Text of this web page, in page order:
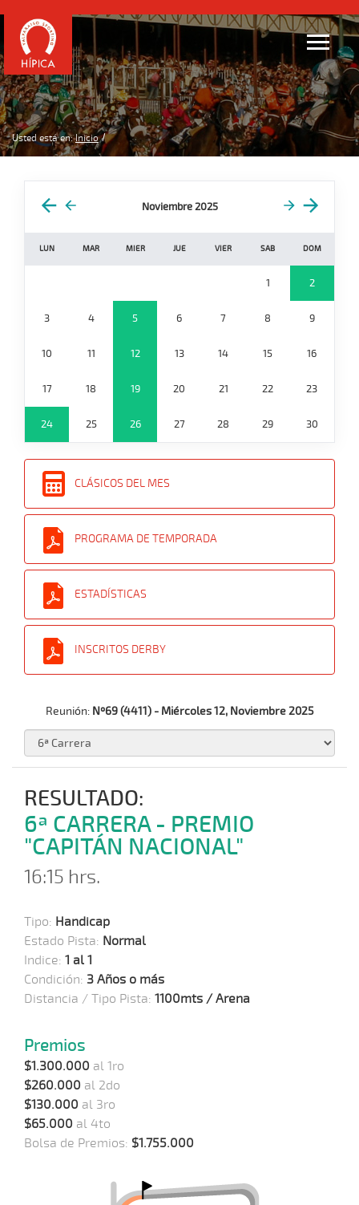
Usted está en: Inicio
Noviembre 2025
LUN MAR MIER JUE VIER SAB DOM
1 2
3 4 5 6 7 8 9
10 11 12 13 14 15 16
17 18 19 20 21 22 23
24 25 26 27 28 29 30
CLÁSICOS DEL MES
PROGRAMA DE TEMPORADA
ESTADÍSTICAS
INSCRITOS DERBY
Reunión: Nº69 (4411) - Miércoles 12, Noviembre 2025
RESULTADO:
6ª CARRERA - PREMIO
"CAPITÁN NACIONAL"
16:15 hrs.
Tipo: Handicap
Estado Pista: Normal
Indice: 1 al 1
Condición: 3 Años o más
Distancia / Tipo Pista: 1100mts / Arena
Premios
$1.300.000 al 1ro
$260.000 al 2do
$130.000 al 3ro
$65.000 al 4to
Bolsa de Premios: $1.755.000